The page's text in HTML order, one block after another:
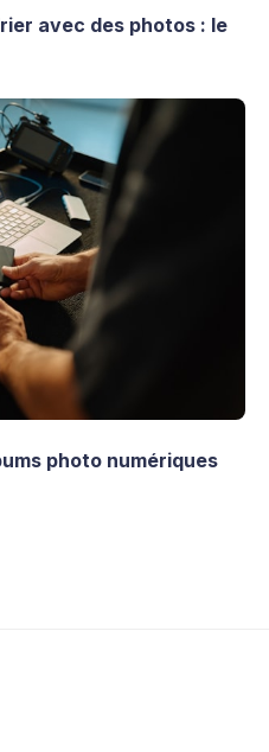
avec des photos : le
photo numériques